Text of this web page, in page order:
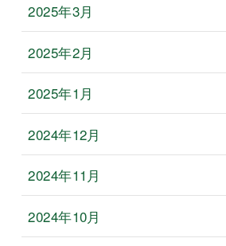
2025年3月
2025年2月
2025年1月
2024年12月
2024年11月
2024年10月